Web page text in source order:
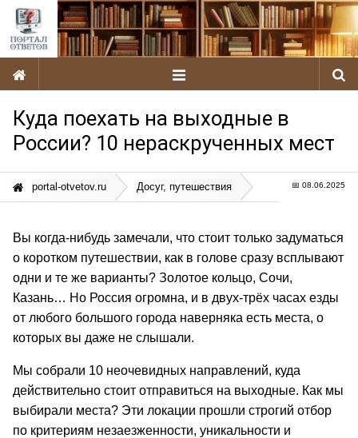
Куда поехать на выходные в
России? 10 нераскрученных мест
📅 08.06.2025
portal-otvetov.ru Досуг, путешествия
Вы когда-нибудь замечали, что стоит только задуматься
о коротком путешествии, как в голове сразу всплывают
одни и те же варианты? Золотое кольцо, Сочи,
Казань… Но Россия огромна, и в двух-трёх часах езды
от любого большого города наверняка есть места, о
которых вы даже не слышали.
Мы собрали 10 неочевидных направлений, куда
действительно стоит отправиться на выходные. Как мы
выбирали места? Эти локации прошли строгий отбор
по критериям незаезженности, уникальности и